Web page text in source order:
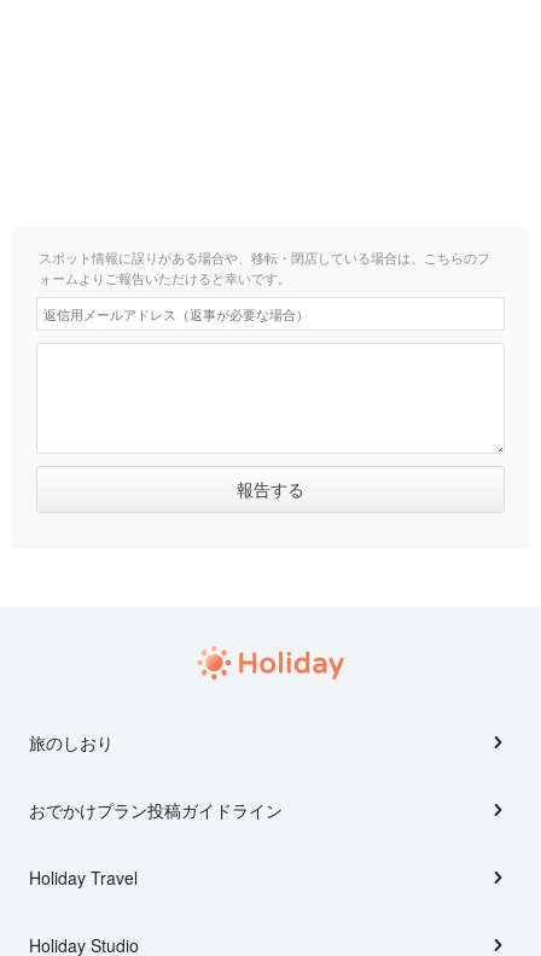
スポット情報に誤りがある場合や、移転・閉店している場合は、こちらのフ
ォームよりご報告いただけると幸いです。
旅のしおり
おでかけプラン投稿ガイドライン
Holiday Travel
Holiday Studio